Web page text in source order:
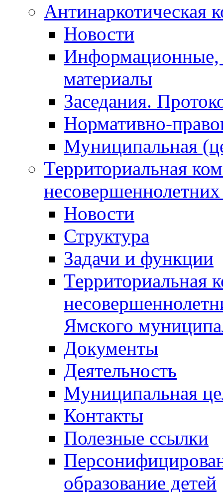
Антинаркотическая
Новости
Информационные,
материалы
Заседания.
Нормативно-
Муниципальная
Территориальная
Новости
Структура
Задачи и функции
Территориальная
Ямского
Документы
Деятельность
Муниципальная
Контакты
Полезные ссылки
образование детей